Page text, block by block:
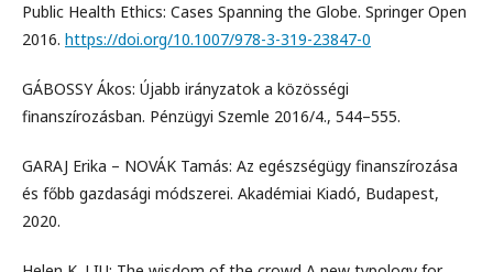
Public Health Ethics: Cases Spanning the Globe. Springer Open
2016. https://doi.org/10.1007/978-3-319-23847-0
GÁBOSSY Ákos: Újabb irányzatok a közösségi
finanszírozásban. Pénzügyi Szemle 2016/4., 544–555.
GARAJ Erika – NOVÁK Tamás: Az egészségügy finanszírozása
és főbb gazdasági módszerei. Akadémiai Kiadó, Budapest,
2020.